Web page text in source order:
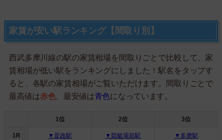
家賃が安い駅ランキング【間取り別】
西武多摩川線の駅の家賃相場を間取りごとで比較して、家
賃相場が低い駅をランキングにしました！駅名をタップす
ると、各駅の家賃相場がご覧いただけます。間取りごとで
最高値は赤色、最安値は青色になっています。
1位 2位 3位
1R ▼是政駅 ▼競艇場前駅 ▼多磨駅